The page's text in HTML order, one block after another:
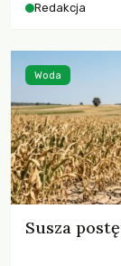
niezwykle
funkcjonowania
Redakcja
Susza
Woda